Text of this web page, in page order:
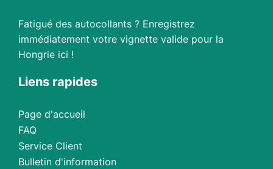
Fatigué des autocollants ? Enregistrez
immédiatement votre vignette valide pour la
Hongrie ici !
Liens rapides
Page d'accueil
FAQ
Service Client
Bulletin d'information